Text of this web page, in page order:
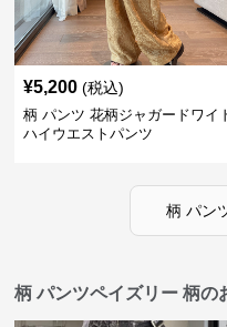
¥5,200 (税込)
柄 パンツ 花柄ジャガードワイ
ハイウエストパンツ
柄 パン
柄 パンツペイズリー 柄の